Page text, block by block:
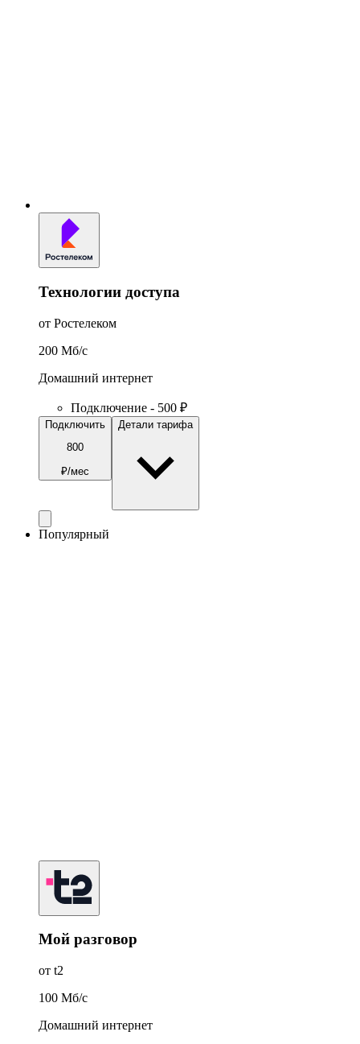
Технологии доступа
от Ростелеком
200 Мб/c
Домашний интернет
Подключение - 500 ₽
Подключить
800
₽/мес
Детали тарифа
Популярный
Мой разговор
от t2
100 Мб/c
Домашний интернет